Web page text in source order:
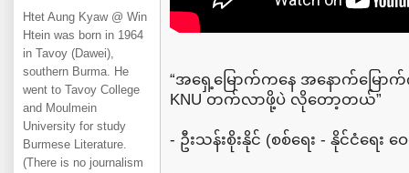
Htet Aung Kyaw @ Win
Htein was born in 1964
in Tavoy (Dawei),
southern Burma. He
went to Tavoy College
and Moulmein
University for study
Burmese Literature.
(There is no journalism
“အရှေ့မြောက်ကနေ အနောက်မြော
KNU တက်လာဖို့ပဲ လိုတော့တယ်”
- ဦးသန်းစိုးနိုင် (စစ်ရေး - နိုင်ငံရေး